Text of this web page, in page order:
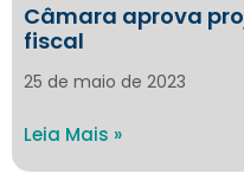
Câmara aprova
fiscal
25 de maio de 2023
Leia Mais »